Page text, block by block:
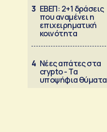
3 ΕΒΕΠ: 2+1 δράσεις
που αναμένει η
επιχειρηματική
κοινότητα
4 Νέες απάτες στα
crypto - Τα
υποψήφια θύματα